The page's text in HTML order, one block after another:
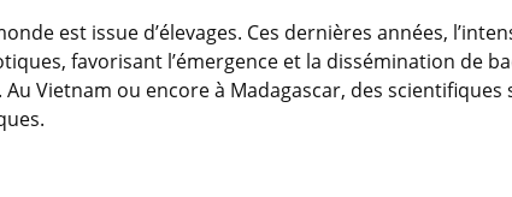
est issue d’élevages. Ces dernières années,
favorisant l’émergence et la dissémination de
Vietnam ou encore à Madagascar, des scientifiques